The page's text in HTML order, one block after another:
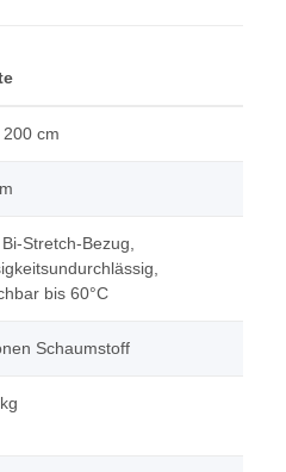
cm
Stretch-Bezug,
bis 60°C
Schaumstoff